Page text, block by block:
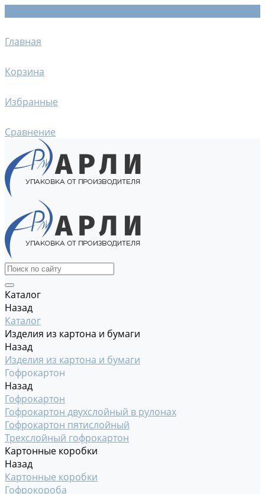
Главная
Корзина
Избранные
Сравнение
Каталог
Назад
Каталог
Изделия из картона и бумаги
Назад
Изделия из картона и бумаги
Гофрокартон
Назад
Гофрокартон
Гофрокартон двухслойный в рулонах
Гофрокартон пятислойный
Трехслойный гофрокартон
Картонные коробки
Назад
Картонные коробки
Гофрокороба